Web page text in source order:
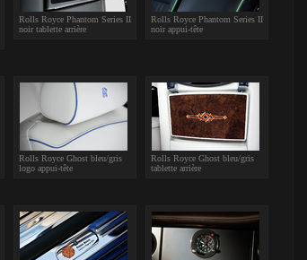
Rolls Royce Phantom Series II
noir tablette arrière
Rolls Royce Phantom Series II
noir appui-tête
Rolls Royce Ghost bleu/gris
logo appui-tête
Rolls Royce Ghost bleu/gris
tablette arrière